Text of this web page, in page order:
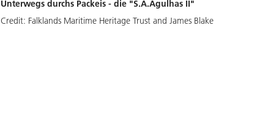
Unterwegs durchs Packeis - die "S.A.Agulhas II"
Credit: Falklands Maritime Heritage Trust and James Blake